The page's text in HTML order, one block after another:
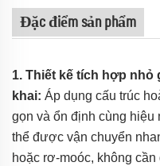
Đặc điểm sản phẩm
1. Thiết kế tích hợp nhỏ
khai: Áp dụng cấu trúc
gọn và ổn định cùng hiệu
thể được vận chuyển
hoặc rơ-moóc, không